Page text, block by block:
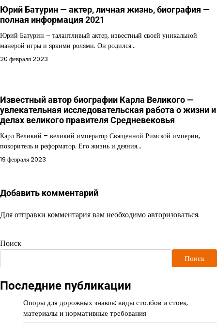
Юрий Батурин — актер, личная жизнь, биография —
полная информация 2021
Юрий Батурин – талантливый актер, известный своей уникальной
манерой игры и яркими ролями. Он родился…
20 февраля 2023
Известный автор биографии Карла Великого —
увлекательная исследовательская работа о жизни и
делах великого правителя Средневековья
Карл Великий – великий император Священной Римской империи,
покоритель и реформатор. Его жизнь и деяния…
19 февраля 2023
Добавить комментарий
Для отправки комментария вам необходимоавторизоваться.
Поиск
Поиск
Последние публикации
Опоры для дорожных знаков: виды столбов и стоек,
материалы и нормативные требования